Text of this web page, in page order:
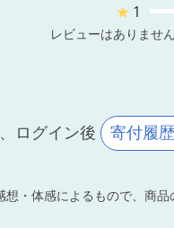
★ 1
レビューはありません
ログイン後 寄付履歴
・体感によるもので、商品